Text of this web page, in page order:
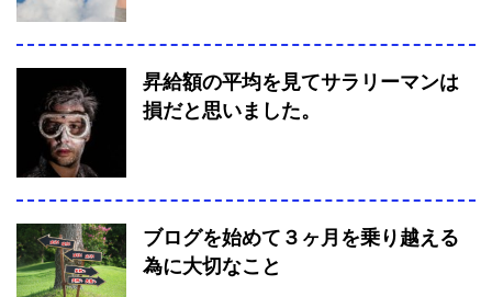
昇給額の平均を見てサラリーマンは
損だと思いました。
ブログを始めて３ヶ月を乗り越える
為に大切なこと